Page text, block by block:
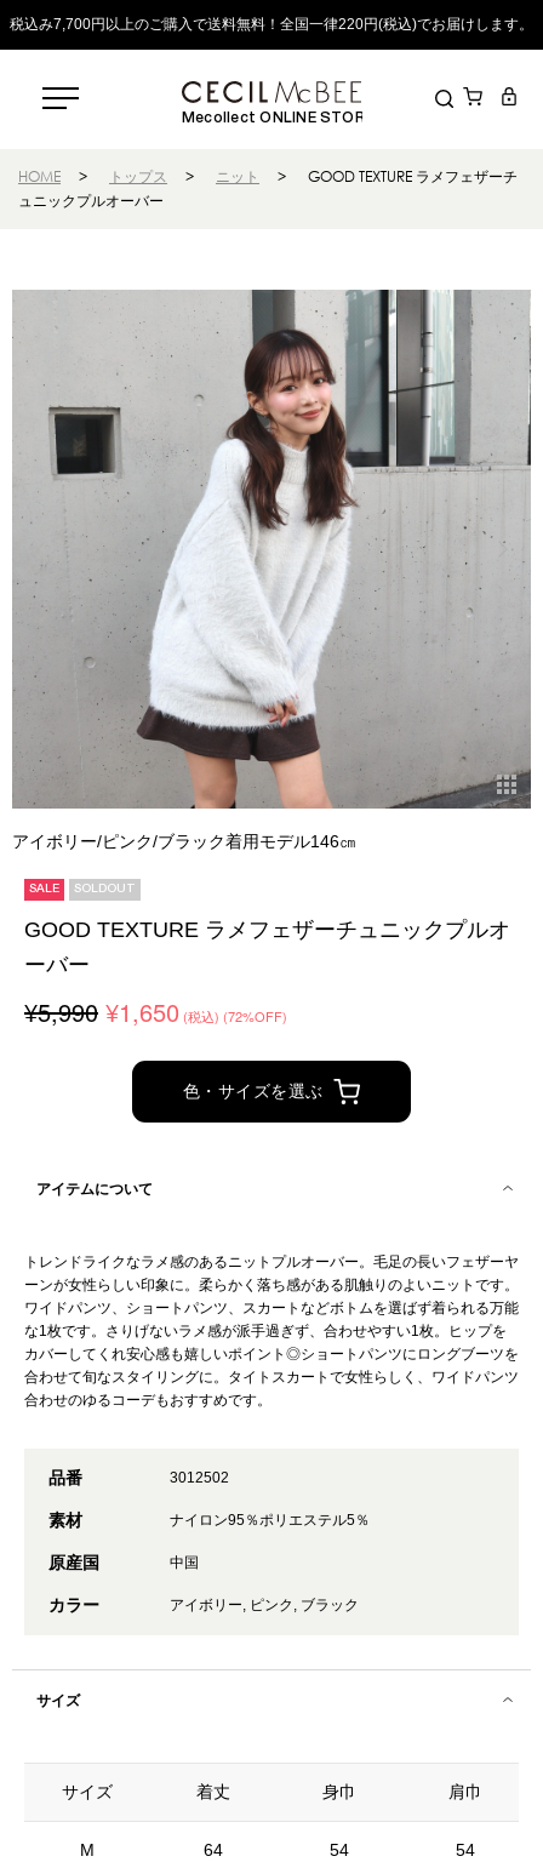
税込み7,700円以上のご購入で送料無料！全国一律220円(税込)でお届けします。
Mecollect ONLINE STORE
HOME > トップス > ニット >
GOOD TEXTURE ラメフェザーチ
ュニックプルオーバー
アイボリー/ピンク/ブラック着用モデル146㎝
SALE SOLDOUT
GOOD TEXTURE ラメフェザーチュニックプルオ
ーバー
¥5,990 ¥1,650 (税込) (72%OFF)
色・サイズを選ぶ
アイテムについて
トレンドライクなラメ感のあるニットプルオーバー。毛足の長いフェザーヤ
ーンが女性らしい印象に。柔らかく落ち感がある肌触りのよいニットです。
ワイドパンツ、ショートパンツ、スカートなどボトムを選ばず着られる万能
な1枚です。さりげないラメ感が派手過ぎず、合わせやすい1枚。ヒップを
カバーしてくれ安心感も嬉しいポイント◎ショートパンツにロングブーツを
合わせて旬なスタイリングに。タイトスカートで女性らしく、ワイドパンツ
合わせのゆるコーデもおすすめです。
品番 3012502
素材 ナイロン95％ポリエステル5％
原産国 中国
カラー アイボリー, ピンク, ブラック
サイズ
サイズ
M
着丈 身巾 肩巾
64 54 54